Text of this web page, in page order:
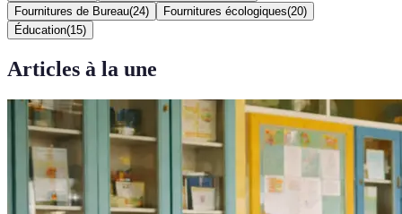
Fournitures de Bureau(24) Fournitures écologiques(20)
Éducation(15)
Articles à la une